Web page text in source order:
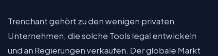
Trenchant gehört zu den wenigen privaten
Unternehmen, die solche Tools legal entwickeln
und an Regierungen verkaufen. Der globale Markt